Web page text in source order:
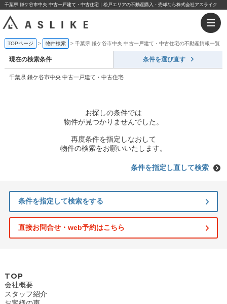
千葉県 鎌ケ谷市中央 中古一戸建て・中古住宅｜松戸エリアの不動産購入・売却なら株式会社アスライク
TOPページ 物件検索 千葉県 鎌ケ谷市中央 中古一戸建て・中古住宅の不動産情報一覧
現在の検索条件 条件を選び直す
千葉県 鎌ケ谷市中央 中古一戸建て・中古住宅
お探しの条件では
物件が見つかりませんでした。
再度条件を指定しなおして
物件の検索をお願いいたします。
条件を指定し直して検索
条件を指定して検索をする
直接お問合せ・web予約はこちら
TOP
会社概要
スタッフ紹介